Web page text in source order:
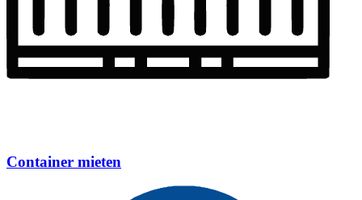
Container mieten